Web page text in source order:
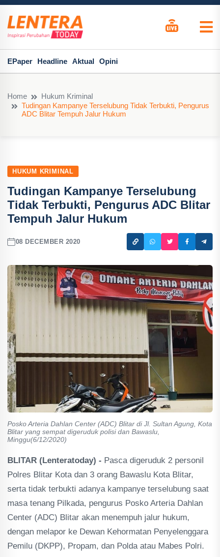
EPaper Headline Aktual Opini
Home
Hukum Kriminal
Tudingan Kampanye Terselubung Tidak Terbukti, Pengurus
ADC Blitar Tempuh Jalur Hukum
HUKUM KRIMINAL
Tudingan Kampanye Terselubung
Tidak Terbukti, Pengurus ADC Blitar
Tempuh Jalur Hukum
08 DECEMBER 2020
Posko Arteria Dahlan Center (ADC) Blitar di Jl. Sultan Agung, Kota
Blitar yang sempat digeruduk polisi dan Bawaslu,
Minggu(6/12/2020)
BLITAR (Lenteratoday) - Pasca digeruduk 2 personil
Polres Blitar Kota dan 3 orang Bawaslu Kota Blitar,
serta tidak terbukti adanya kampanye terselubung saat
masa tenang Pilkada, pengurus Posko Arteria Dahlan
Center (ADC) Blitar akan menempuh jalur hukum,
dengan melapor ke Dewan Kehormatan Penyelenggara
Pemilu (DKPP), Propam, dan Polda atau Mabes Polri.